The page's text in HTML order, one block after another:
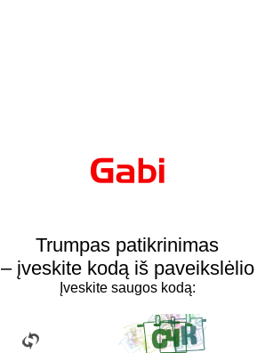
Trumpas patikrinimas
– įveskite kodą iš paveikslėlio
Įveskite saugos kodą: